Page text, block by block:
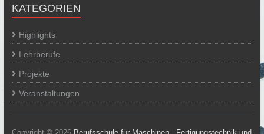
KATEGORIEN
Highlights
Lehrberufe
Projekte
Veranstaltungen